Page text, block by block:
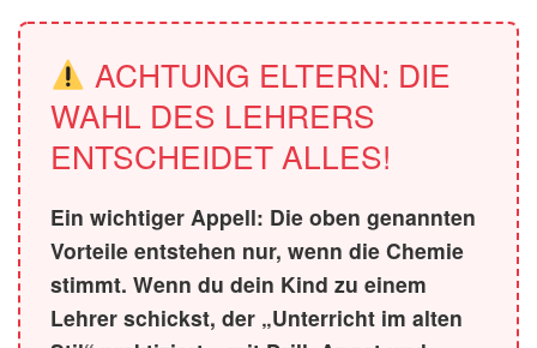
ACHTUNG ELTERN: DIE
WAHL DES LEHRERS
ENTSCHEIDET ALLES!
Ein wichtiger Appell: Die oben genannten
Vorteile entstehen nur, wenn die Chemie
stimmt. Wenn du dein Kind zu einem
Lehrer schickst, der „Unterricht im alten